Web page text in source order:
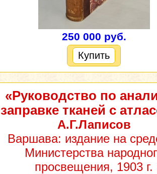
250 000 руб.
Купить
«Руководство по
заправке тканей с
А.Г.Лаписов
Варшава: издание на
Министерства
просвещения, 1903 г.